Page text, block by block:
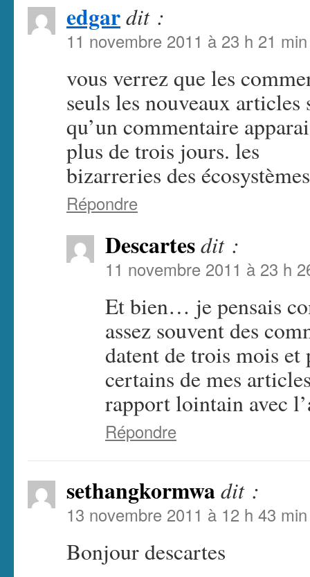
edgardit :
11 novembre 2011 à 23 h 21 min
vous verrez que les
seuls les nouveaux
qu’un commentaire
plus de trois jours. les
bizarreries des
Répondre
Descartesdit :
11 novembre 2011 à 23 h
Et bien… je pensais
assez souvent des
datent de trois mois et
certains de mes
rapport lointain avec
Répondre
sethangkormwadit :
13 novembre 2011 à 12 h 43 min
Bonjour descartes